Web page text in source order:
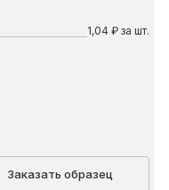
1,04 ₽ за шт.
Заказать образец